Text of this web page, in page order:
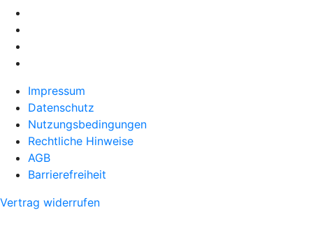
Impressum
Datenschutz
Nutzungsbedingungen
Rechtliche Hinweise
AGB
Barrierefreiheit
Vertrag widerrufen